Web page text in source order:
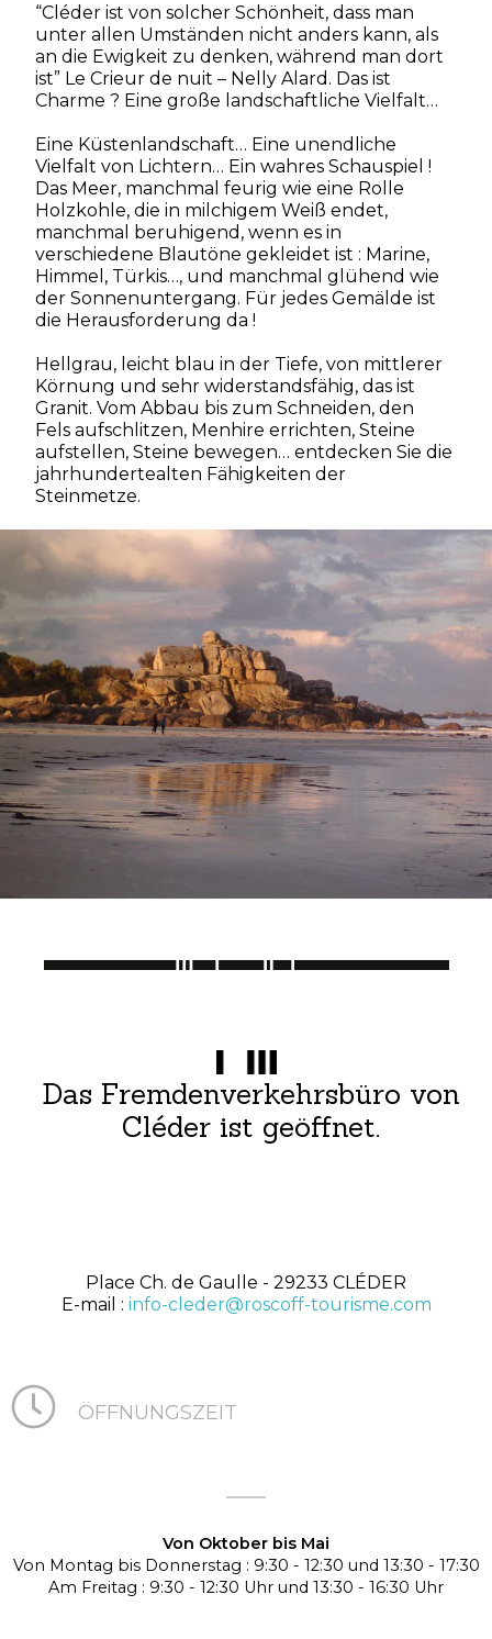
“Cléder ist von solcher Schönheit, dass man
unter allen Umständen nicht anders kann, als
an die Ewigkeit zu denken, während man dort
ist” Le Crieur de nuit – Nelly Alard. Das ist
Charme ? Eine große landschaftliche Vielfalt…
Eine Küstenlandschaft… Eine unendliche
Vielfalt von Lichtern… Ein wahres Schauspiel !
Das Meer, manchmal feurig wie eine Rolle
Holzkohle, die in milchigem Weiß endet,
manchmal beruhigend, wenn es in
verschiedene Blautöne gekleidet ist : Marine,
Himmel, Türkis…, und manchmal glühend wie
der Sonnenuntergang. Für jedes Gemälde ist
die Herausforderung da !
Hellgrau, leicht blau in der Tiefe, von mittlerer
Körnung und sehr widerstandsfähig, das ist
Granit. Vom Abbau bis zum Schneiden, den
Fels aufschlitzen, Menhire errichten, Steine
aufstellen, Steine bewegen… entdecken Sie die
jahrhundertealten Fähigkeiten der
Steinmetze.
Das Fremdenverkehrsbüro von
Cléder ist geöffnet.
Place Ch. de Gaulle - 29233 CLÉDER
E-mail : info-cleder@roscoff-tourisme.com
ÖFFNUNGSZEIT
Von Oktober bis Mai
Von Montag bis Donnerstag : 9:30 - 12:30 und 13:30 - 17:30
Am Freitag : 9:30 - 12:30 Uhr und 13:30 - 16:30 Uhr